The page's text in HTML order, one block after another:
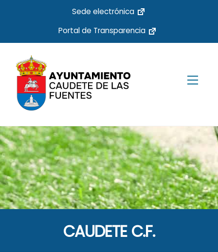
Sede electrónica
Portal de Transparencia
CAUDETE C.F.